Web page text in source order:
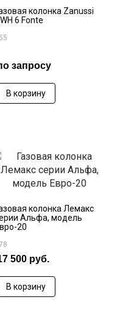
колонка Zanussi
6 Fonte
запросу
В корзину
колонка Лемакс
Альфа, модель
20
500 руб.
В корзину